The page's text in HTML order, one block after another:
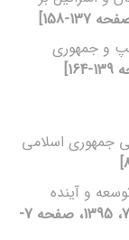
و جمهوری
جمهوری اسلامی
و آینده
[دوره 19، شماره 73، 1395، صفحه 7-